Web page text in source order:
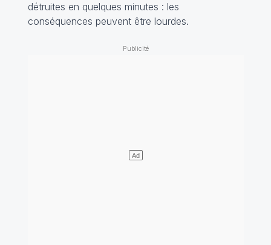
détruites en quelques minutes : les
conséquences peuvent être lourdes.